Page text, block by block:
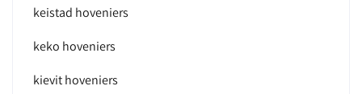
keistad hoveniers
keko hoveniers
kievit hoveniers